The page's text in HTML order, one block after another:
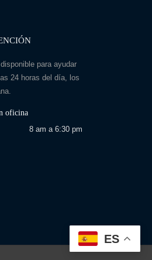
para ayudar
24 horas del día, los
oficina
8 am a 6:30 pm
ES